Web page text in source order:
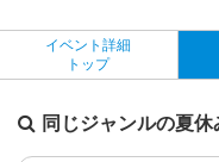
イベント詳細
トップ
同じジャンルの夏休